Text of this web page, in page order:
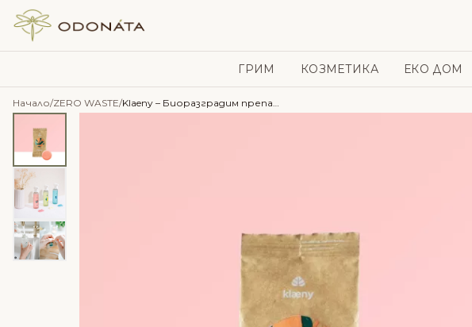
Skip to content
ГРИМ КОЗМЕТИКА ЕКО ДОМ
Начало/ZERO WASTE/ Klaeny – Биоразградим препарат за всички повърхности